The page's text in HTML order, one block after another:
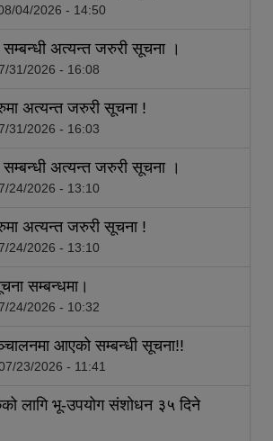
04/2026 - 14:50
सम्बन्धी अत्यन्त जरुरी सूचना ।
31/2026 - 16:08
अत्यन्त जरुरी सूचना !
31/2026 - 16:03
सम्बन्धी अत्यन्त जरुरी सूचना ।
24/2026 - 13:10
अत्यन्त जरुरी सूचना !
24/2026 - 13:10
सम्बन्धमा।
24/2026 - 10:32
आएको सम्बन्धी सूचना!!
23/2026 - 11:41
लागि भू-उपयोग संशोधन ३५ दिने